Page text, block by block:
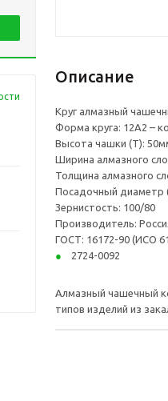
Описание
Круг алмазный
Форма круга: 12А2 –
Высота чашки (T):
Ширина алмазного
Толщина алмазного
Посадочный диаметр
Зернистость: 100/80
Производитель:
ГОСТ: 16172-90 (ИСО
2724-0092
Алмазный чашечный
типов изделий из